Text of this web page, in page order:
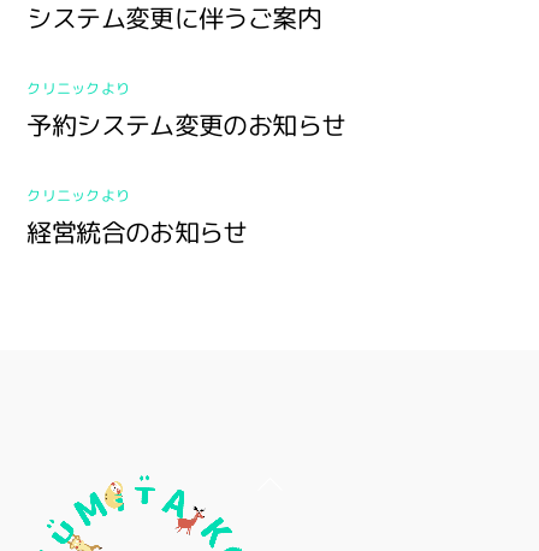
システム変更に伴うご案内
クリニックより
予約システム変更のお知らせ
クリニックより
経営統合のお知らせ